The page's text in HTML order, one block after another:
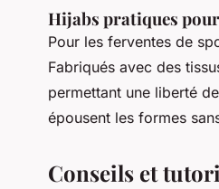
Hijabs pratiques
Pour les ferventes de
Fabriqués avec des
permettant une liberté
épousent les formes
Conseils et